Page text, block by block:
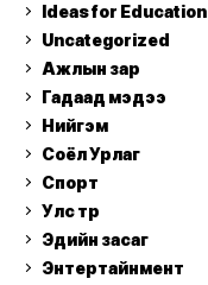
Ideas for Education
Uncategorized
Ажлын зар
Гадаад мэдээ
Нийгэм
Соёл Урлаг
Спорт
Улс төр
Эдийн засаг
Энтертайнмент